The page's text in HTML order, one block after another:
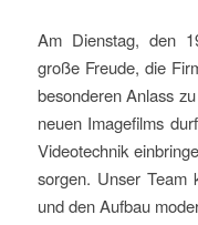
Am Dienstag, den
große Freude, die
besonderen Anlass
neuen Imagefilms
Videotechnik
sorgen. Unser Team
und den Aufbau